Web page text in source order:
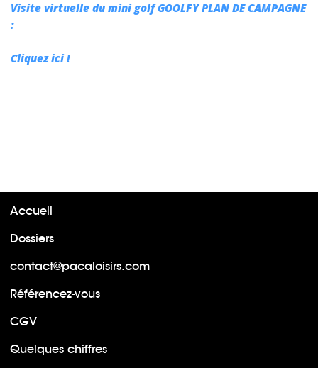
Visite virtuelle du mini golf GOOLFY PLAN DE CAMPAGNE
:
Cliquez ici !
Accueil
Dossiers
contact@pacaloisirs.com
Référencez-vous
CGV
Quelques chiffres